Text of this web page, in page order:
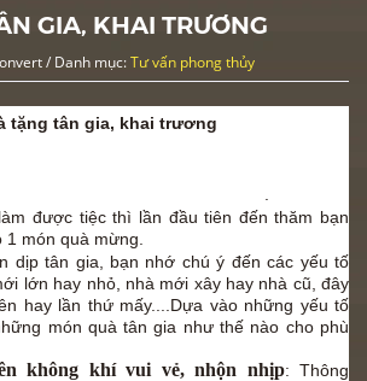
GIA, KHAI TRƯƠNG
/ Danh mục:Tư vấn phong thủy
tặng tân gia, khai trương
được tiệc thì lần đầu tiên đến thăm bạn
1 món quà mừng.
dịptân gia , bạn nhớ chú ý đến các yếu tố
lớn hay nhỏ, nhà mới xây hay nhà cũ, đây
hay lần thứ mấy....Dựa vào những yếu tố
món quà tân gia như thế nào cho phù
không khí vui vẻ, nhộn nhịp: Thông